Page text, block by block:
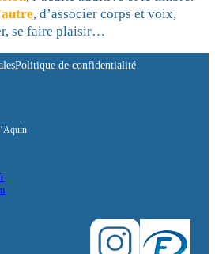
, d’associer corps et voix,
se faire plaisir…
Politique de confidentialité